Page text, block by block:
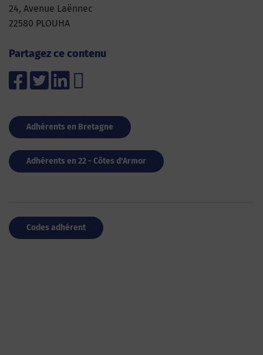
24, Avenue Laënnec
22580 PLOUHA
Partagez ce contenu
Adhérents en Bretagne
Adhérents en 22 - Côtes d'Armor
Codes adhérent